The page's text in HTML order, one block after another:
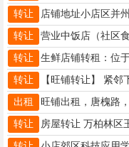
转让
转让
转让
转让
出租
转让